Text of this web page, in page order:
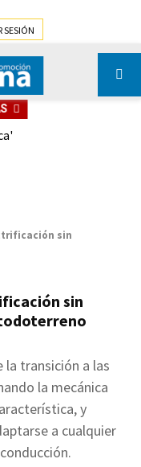
SESIÓN
sin
sin
la transición a las
la mecánica
y
a cualquier